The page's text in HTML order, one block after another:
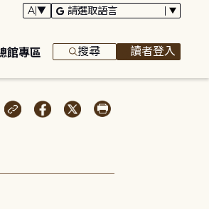
館專區 搜尋 讀者登入